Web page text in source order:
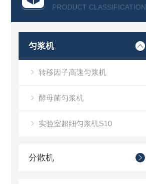
PRODUCT CLASSIFICATION
匀浆机
转移因子高速匀浆机
酵母菌匀浆机
实验室超细匀浆机S10
分散机